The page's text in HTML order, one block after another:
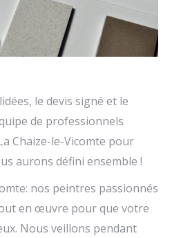
le devis signé et le
de professionnels
Chaize-le-Vicomte pour
aurons défini ensemble !
nos peintres passionnés
en œuvre pour que votre
Nous veillons pendant